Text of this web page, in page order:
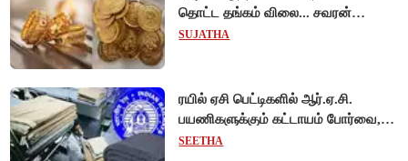
தொட்ட தங்கம் விலை... சவரன்
ரூ.1,10,000-ஐ கடந்து விற்பனை!
SUJATHA
ரயில் ஏசி பெட்டிகளில் ஆர்.ஏ.சி.
பயணிகளுக்கும் கட்டாயம் போர்வை,
கம்பளி வழங்க உத்தரவு!
SEETHA